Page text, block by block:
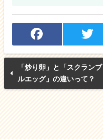
F
a
c
e
b
T
w
itt
er
「炒り卵」と「スクランブ
ルエッグ」の違いって？